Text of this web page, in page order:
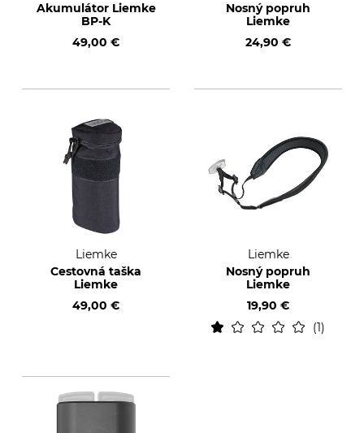
Akumulátor Liemke
BP-K
49,00 €
Nosný popruh
Liemke
24,90 €
Liemke
Cestovná taška
Liemke
49,00 €
Liemke
Nosný popruh
Liemke
19,90 €
1